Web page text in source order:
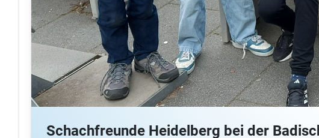
Schachfreunde Heidelberg bei der